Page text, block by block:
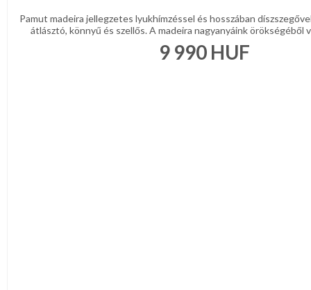
Pamut madeira jellegzetes lyukhímzéssel és hosszában
átlásztó, könnyű és szellős. A madeira nagyanyáink örökségéből
9 990 HUF